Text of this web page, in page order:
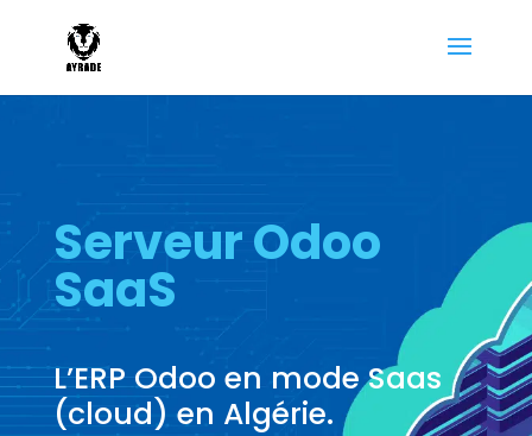
Serveur Odoo
SaaS
L’ERP Odoo en mode Saas
(cloud) en Algérie.